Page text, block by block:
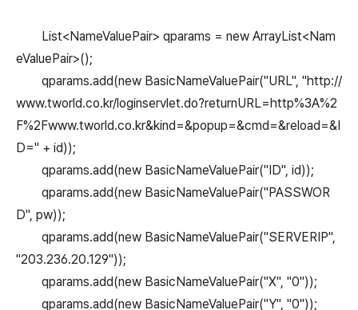
List<NameValuePair> qparams = new ArrayList<Nam
eValuePair>();
qparams.add(new BasicNameValuePair("URL", "http://
www.tworld.co.kr/loginservlet.do?returnURL=http%3A%2
F%2Fwww.tworld.co.kr&kind=&popup=&cmd=&reload=&I
D=" + id));
qparams.add(new BasicNameValuePair("ID", id));
qparams.add(new BasicNameValuePair("PASSWOR
D", pw));
qparams.add(new BasicNameValuePair("SERVERIP",
"203.236.20.129"));
qparams.add(new BasicNameValuePair("X", "0"));
qparams.add(new BasicNameValuePair("Y", "0"));